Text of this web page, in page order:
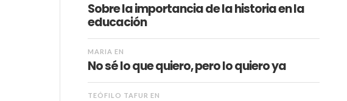
Sobre la importancia de la historia en la
educación
MARIA EN
No sé lo que quiero, pero lo quiero ya
TEÓFILO TAFUR EN